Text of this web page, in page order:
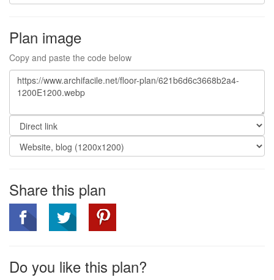
Plan image
Copy and paste the code below
Share this plan
Do you like this plan?